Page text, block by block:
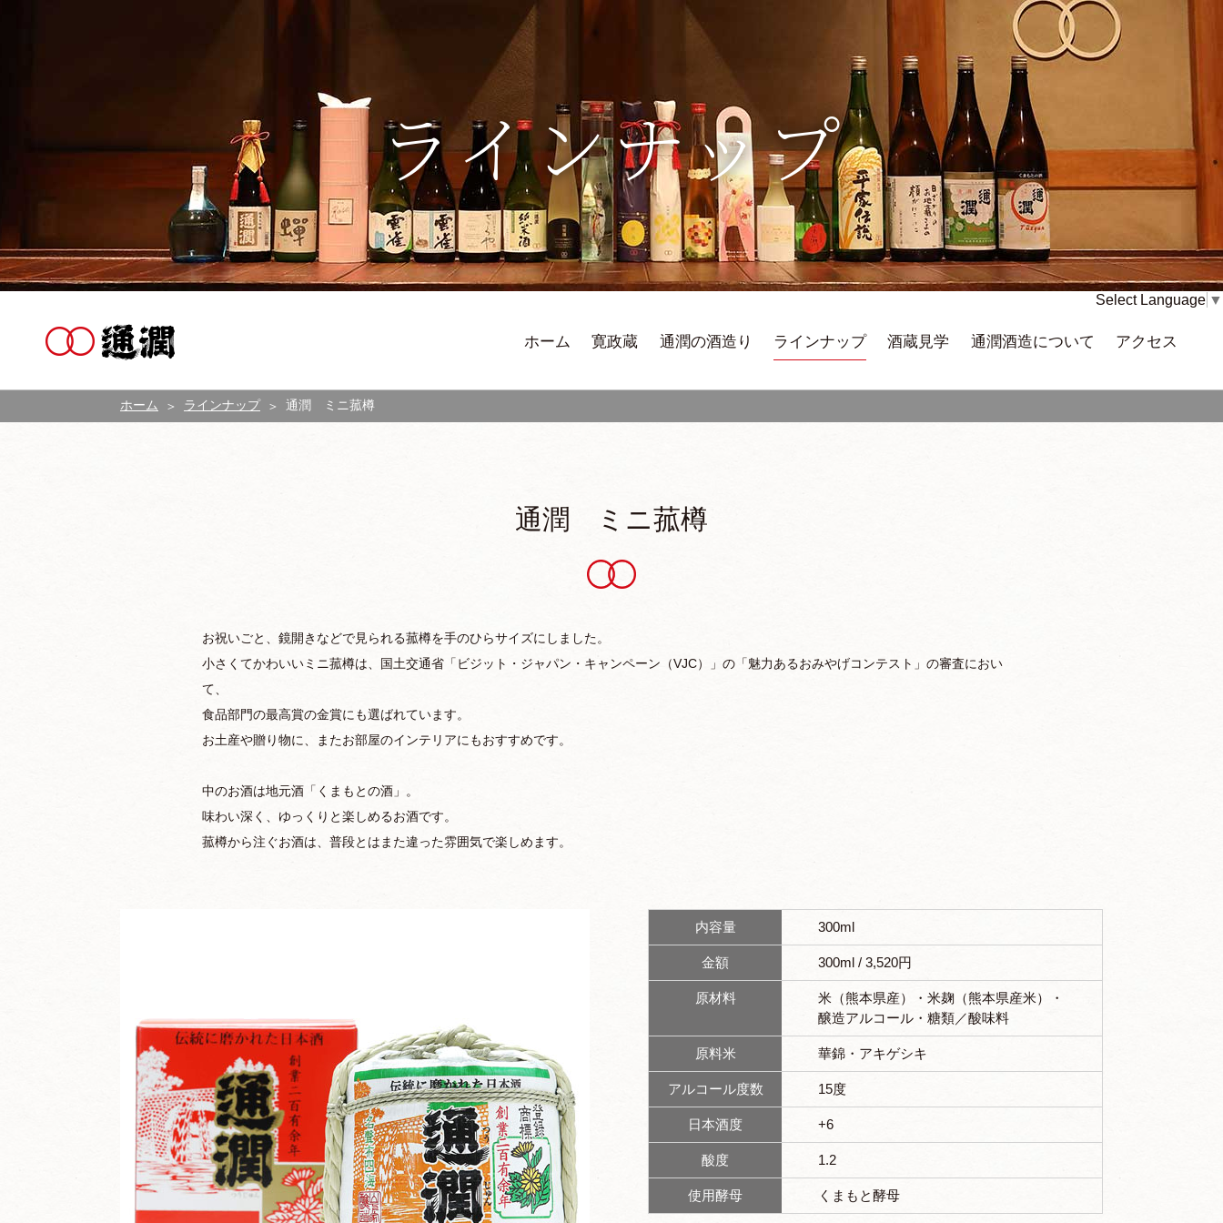
ラインナップ
Select Language ▼
ホーム 寛政蔵 通潤の酒造り ラインナップ 酒蔵見学 通潤酒造について アクセス
ホーム ラインナップ 通潤 ミニ菰樽
通潤 ミニ菰樽
お祝いごと、鏡開きなどで見られる菰樽を手のひらサイズにしました。
小さくてかわいいミニ菰樽は、国土交通省「ビジット・ジャパン・キャンペーン（VJC）」の「魅力あるおみやげコンテスト」の審査におい
て、
食品部門の最高賞の金賞にも選ばれています。
お土産や贈り物に、またお部屋のインテリアにもおすすめです。
中のお酒は地元酒「くまもとの酒」。
味わい深く、ゆっくりと楽しめるお酒です。
菰樽から注ぐお酒は、普段とはまた違った雰囲気で楽しめます。
内容量 300ml
金額 300ml / 3,520円
原材料
米（熊本県産）・米麹（熊本県産米）・
醸造アルコール・糖類／酸味料
原料米 華錦・アキゲシキ
アルコール度数 15度
日本酒度 +6
酸度 1.2
使用酵母 くまもと酵母